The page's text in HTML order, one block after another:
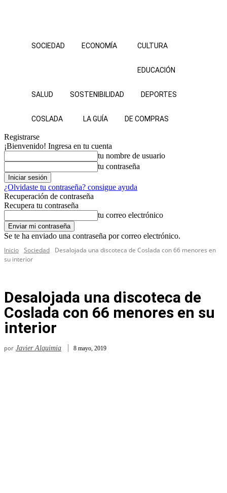
SOCIEDAD ECONOMÍA CULTURA
EDUCACIÓN
SALUD SOSTENIBILIDAD DEPORTES
COSLADA LA GUÍA DE COMPRAS
Registrarse
¡Bienvenido! Ingresa en tu cuenta
tu nombre de usuario
tu contraseña
¿Olvidaste tu contraseña? consigue ayuda
Recuperación de contraseña
Recupera tu contraseña
tu correo electrónico
Se te ha enviado una contraseña por correo electrónico.
Inicio Sociedad
Desalojada una discoteca de Coslada con 66 menores en
su interior
Desalojada una discoteca de
Coslada con 66 menores en su
interior
por Javier Alquimia 8 mayo, 2019